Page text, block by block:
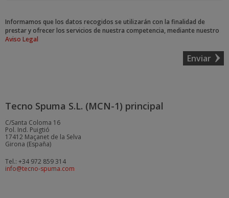
Informamos que los datos recogidos se utilizarán con la finalidad de
prestar y ofrecer los servicios de nuestra competencia, mediante nuestro
Aviso Legal
Enviar
Tecno Spuma S.L. (MCN-1) principal
C/Santa Coloma 16
Pol. Ind. Puigtió
17412 Maçanet de la Selva
Girona (España)
Tel.: +34 972 859 314
info@tecno-spuma.com